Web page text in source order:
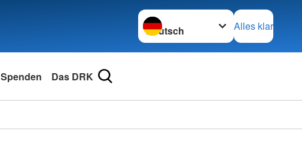
Sprache wechseln zu
Alles klar
Spenden Das DRK